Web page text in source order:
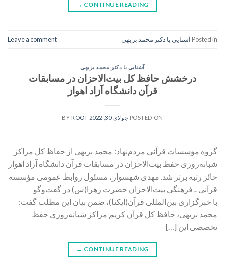
CONTINUE READING
→
Posted inآشنایی با دکتر محمد بریهی Leave a comment
آشنایی با دکتر محمد بریهی
درخشش حافظ کل بیت‌الاحزان در مسابقات
قرآن دانشگاه آزاد اهواز
POSTED ON جولای 30, 2022 ROOT
گروه مؤسسات قرآنی مردم‌نهاد: محمد بریهی از حفاظ کل مراکز
شبانه‌روزی حفظ بیت‌الاحزان در مسابقات قرآن دانشگاه آزاد اهواز
حائز رتبه برتر شد. مهدی شهسوار، مسئول روابط عمومی مؤسسه
قرآنی ـ فرهنگی بیت‌الاحزان حضرت زهرا(س) در گفت‌وگو
با خبرگزاری بین‌المللی قرآن(ایکنا)، ضمن بیان این مطلب گفت:
محمد بریهی، حافظ کل قرآن کریم مراکز شبانه‌روزی حفظ
تخصصی این […]
CONTINUE READING
→